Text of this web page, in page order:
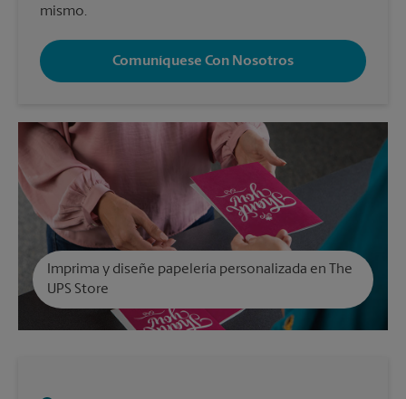
mismo.
Comuníquese Con Nosotros
Imprima y diseñe papelería personalizada en The
UPS Store